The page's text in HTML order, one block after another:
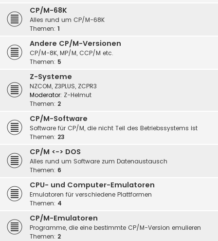
CP/M-68K
Alles rund um CP/M-68K
Themen: 1
Andere CP/M-Versionen
CP/M-8K, MP/M, CCP/M etc.
Themen: 5
Z-Systeme
NZCOM, Z3PLUS, ZCPR3
Moderator: Z-Helmut
Themen: 2
CP/M-Software
Software für CP/M, die nicht Teil des Betriebssystems ist
Themen: 23
CP/M <-> DOS
Alles rund um Software zum Datenaustausch
Themen: 6
CPU- und Computer-Emulatoren
Emulatoren für verschiedene Plattformen
Themen: 4
CP/M-Emulatoren
Programme, die eine bestimmte CP/M-Version emulieren
Themen: 2